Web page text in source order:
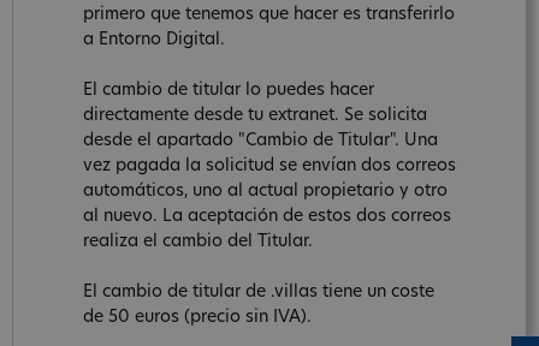
primero que tenemos que hacer es transferirlo
a Entorno Digital.
El cambio de titular lo puedes hacer
directamente desde tu extranet. Se solicita
desde el apartado "Cambio de Titular". Una
vez pagada la solicitud se envían dos correos
automáticos, uno al actual propietario y otro
al nuevo. La aceptación de estos dos correos
realiza el cambio del Titular.
El cambio de titular de .villas tiene un coste
de 50 euros (precio sin IVA).